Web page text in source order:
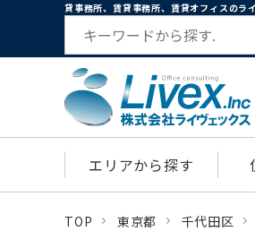
貸事務所、賃貸事務所、賃貸オフィスのラ
エリアから探す
TOP 東京都 千代田区